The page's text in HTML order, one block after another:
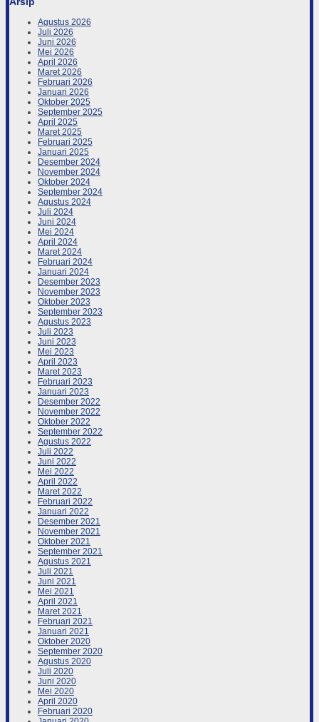
Agustus 2026
Juli 2026
Juni 2026
Mei 2026
April 2026
Maret 2026
Februari 2026
Januari 2026
Oktober 2025
September 2025
April 2025
Maret 2025
Februari 2025
Januari 2025
Desember 2024
November 2024
Oktober 2024
September 2024
Agustus 2024
Juli 2024
Juni 2024
Mei 2024
April 2024
Maret 2024
Februari 2024
Januari 2024
Desember 2023
November 2023
Oktober 2023
September 2023
Agustus 2023
Juli 2023
Juni 2023
Mei 2023
April 2023
Maret 2023
Februari 2023
Januari 2023
Desember 2022
November 2022
Oktober 2022
September 2022
Agustus 2022
Juli 2022
Juni 2022
Mei 2022
April 2022
Maret 2022
Februari 2022
Januari 2022
Desember 2021
November 2021
Oktober 2021
September 2021
Agustus 2021
Juli 2021
Juni 2021
Mei 2021
April 2021
Maret 2021
Februari 2021
Januari 2021
Oktober 2020
September 2020
Agustus 2020
Juli 2020
Juni 2020
Mei 2020
April 2020
Februari 2020